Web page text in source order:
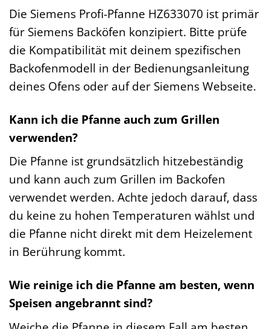
Die Siemens Profi-Pfanne HZ633070 ist primär
für Siemens Backöfen konzipiert. Bitte prüfe
die Kompatibilität mit deinem spezifischen
Backofenmodell in der Bedienungsanleitung
deines Ofens oder auf der Siemens Webseite.
Kann ich die Pfanne auch zum Grillen
verwenden?
Die Pfanne ist grundsätzlich hitzebeständig
und kann auch zum Grillen im Backofen
verwendet werden. Achte jedoch darauf, dass
du keine zu hohen Temperaturen wählst und
die Pfanne nicht direkt mit dem Heizelement
in Berührung kommt.
Wie reinige ich die Pfanne am besten, wenn
Speisen angebrannt sind?